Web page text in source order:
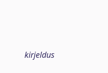
kirjeldus